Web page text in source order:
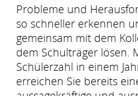
Probleme und
so schneller erkennen
gemeinsam mit dem
dem Schulträger lösen.
Schülerzahl in einem
erreichen Sie bereits